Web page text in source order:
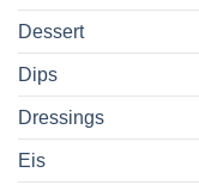
Dessert
Dips
Dressings
Eis